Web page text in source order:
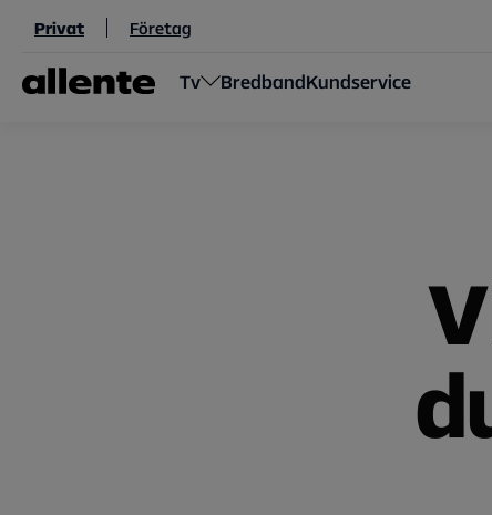
Hoppa till huvudinnehåll
Privat Företag
Tv BredbandKundservice